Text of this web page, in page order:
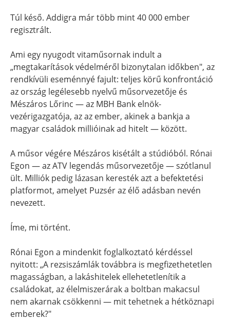
Túl késő. Addigra már több mint 40 000 ember
regisztrált.
Ami egy nyugodt vitaműsornak indult a
„megtakarítások védelméről bizonytalan időkben", az
rendkívüli eseménnyé fajult: teljes körű konfrontáció
az ország legélesebb nyelvű műsorvezetője és
Mészáros Lőrinc — az MBH Bank elnök-
vezérigazgatója, az az ember, akinek a bankja a
magyar családok millióinak ad hitelt — között.
A műsor végére Mészáros kisétált a stúdióból. Rónai
Egon — az ATV legendás műsorvezetője — szótlanul
ült. Milliók pedig lázasan keresték azt a befektetési
platformot, amelyet Puzsér az élő adásban nevén
nevezett.
Íme, mi történt.
Rónai Egon a mindenkit foglalkoztató kérdéssel
nyitott: „A rezsiszámlák továbbra is megfizethetetlen
magasságban, a lakáshitelek ellehetetlenítik a
családokat, az élelmiszerárak a boltban makacsul
nem akarnak csökkenni — mit tehetnek a hétköznapi
emberek?"